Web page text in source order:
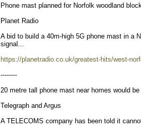
Phone mast planned for Norfolk woodland
Planet Radio
A bid to build a 40m-high 5G phone mast in a
signal...
https://planetradio.co.uk/greatest-hits/west-
--------
20 metre tall phone mast near homes would be
Telegraph and Argus
A TELECOMS company has been told it